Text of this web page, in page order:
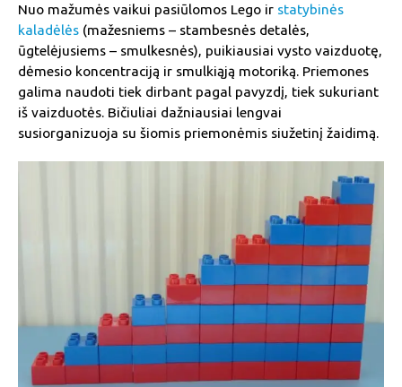
Nuo mažumės vaikui pasiūlomos Lego ir statybinės
kaladėlės (mažesniems – stambesnės detalės,
ūgtelėjusiems – smulkesnės), puikiausiai vysto vaizduotę,
dėmesio koncentraciją ir smulkiąją motoriką. Priemones
galima naudoti tiek dirbant pagal pavyzdį, tiek sukuriant
iš vaizduotės. Bičiuliai dažniausiai lengvai
susiorganizuoja su šiomis priemonėmis siužetinį žaidimą.